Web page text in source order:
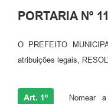
PORTARIA Nº
O PREFEITO
atribuições legais,
Art. 1º Nomear a